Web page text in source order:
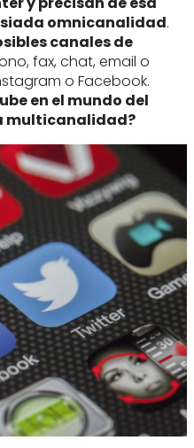
omnicanalidad.
canales de
fax, chat, email o
o Facebook.
en el mundo del
multicanalidad?